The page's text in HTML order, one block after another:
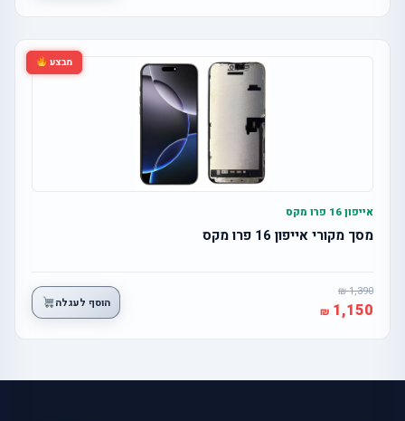
מבצע
אייפון 16 פרו מקס
מסך מקורי אייפון 16 פרו מקס
1,390
1,150 הוסף לעגלה